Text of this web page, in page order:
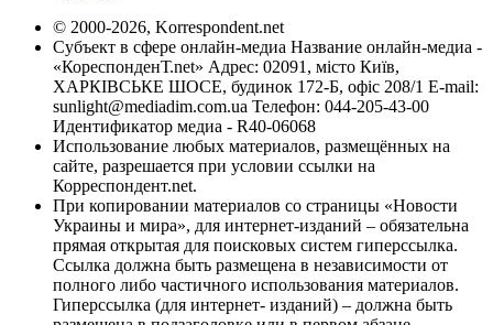
© 2000-2026, Korrespondent.net
Субъект в сфере онлайн-медиа Название онлайн-медиа -
«КореспонденТ.net» Адрес: 02091, місто Київ,
ХАРКІВСЬКЕ ШОСЕ, будинок 172-Б, офіс 208/1 E-mail:
sunlight@mediadim.com.ua Телефон: 044-205-43-00
Идентификатор медиа - R40-06068
Использование любых материалов, размещённых на
сайте, разрешается при условии ссылки на
Корреспондент.net.
При копировании материалов со страницы «Новости
Украины и мира», для интернет-изданий – обязательна
прямая открытая для поисковых систем гиперссылка.
Ссылка должна быть размещена в независимости от
полного либо частичного использования материалов.
Гиперссылка (для интернет- изданий) – должна быть